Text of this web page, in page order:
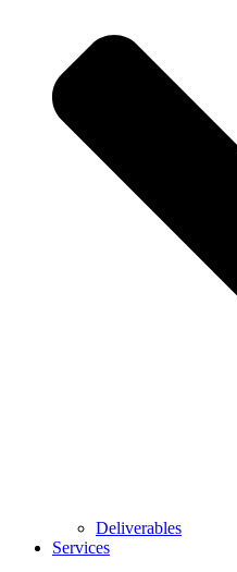
Deliverables
Services